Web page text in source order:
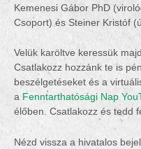
Kemenesi Gábor PhD
Csoport) és Steiner Kristóf
Velük karöltve keressük
Csatlakozz hozzánk te is
beszélgetéseket és a
a Fenntarthatósági Nap
élőben. Csatlakozz és tedd
Nézd vissza a hivatalos